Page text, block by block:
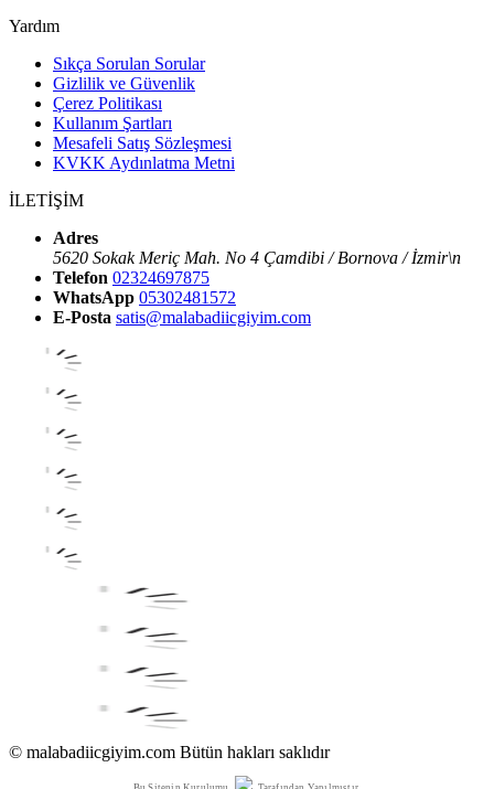
Yardım
Sıkça Sorulan Sorular
Gizlilik ve Güvenlik
Çerez Politikası
Kullanım Şartları
Mesafeli Satış Sözleşmesi
KVKK Aydınlatma Metni
İLETİŞİM
Adres
5620 Sokak Meriç Mah. No 4 Çamdibi / Bornova / İzmir\n
Telefon 02324697875
WhatsApp 05302481572
E-Posta satis@malabadiicgiyim.com
© malabadiicgiyim.com Bütün hakları saklıdır